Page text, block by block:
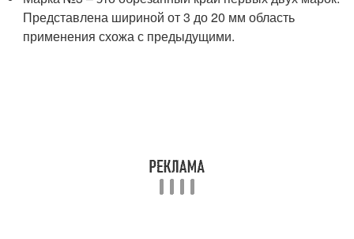
Представлена шириной от 3 до 20 мм область
применения схожа с предыдущими.